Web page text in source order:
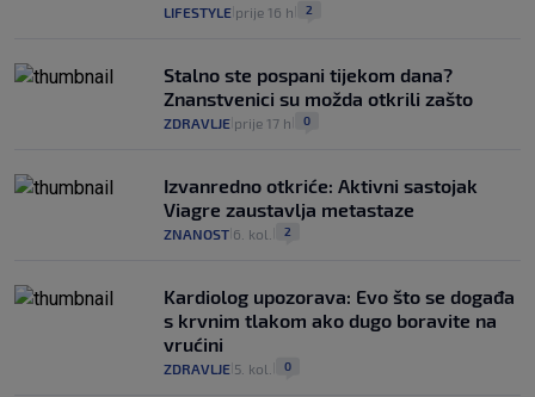
LIFESTYLE prije 16 h 2
Stalno ste pospani tijekom dana?
Znanstvenici su možda otkrili zašto
ZDRAVLJE prije 17 h 0
Izvanredno otkriće: Aktivni sastojak
Viagre zaustavlja metastaze
ZNANOST 6. kol. 2
Kardiolog upozorava: Evo što se događa
s krvnim tlakom ako dugo boravite na
vrućini
ZDRAVLJE 5. kol. 0